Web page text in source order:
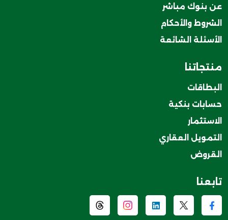
عن بنوك مباشر
الشروط والأحكام
الأسئلة الشائعة
منتجاتنا
البطاقات
حسابات بنكية
الاستثمار
التمويل العقاري
القروض
تابعنا